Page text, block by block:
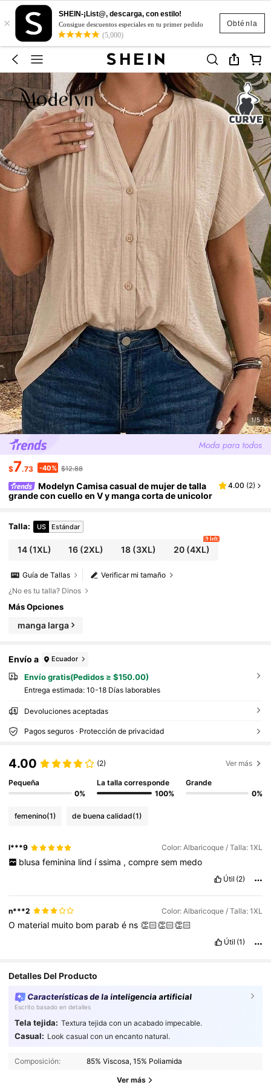
Obténla
×
SHEIN-¡List@, descarga, con estilo!
Consigue descuentos especiales en tu primer pedido
(5,000)
1/5
$7.73 -40% $12.88
Modelyn Camisa casual de mujer de talla
grande con cuello en V y manga corta de unicolor
4.00 (2)
Talla: US Estándar
14(1XL) 16 (2XL) 18(3XL) 20(4XL)
9 left
Verificar mi tamaño
Guía de Tallas
¿No es tu talla? Dinos
Más Opciones
manga larga
Envío a Ecuador
Envío gratis(Pedidos ≥ $150.00)
Entrega estimada: 10-18 Días laborables
Devoluciones aceptadas
Pagos seguros · Protección de privacidad
4.00 (2) Ver más
Pequeña
0%
La talla corresponde
100%
Grande
0%
femenino(1) de buena calidad(1)
l***9 Color: Albaricoque / Talla: 1XL
blusa feminina lind íssima , compre sem medo
Útil (2)
n***2 Color: Albaricoque / Talla: 1XL
O material muito bom parabé ns👏🏻👏🏻👏🏻
Útil (1)
Detalles Del Producto
Características de la inteligencia artificial
Escrito basado en detalles
Tela tejida: Textura tejida con un acabado impecable.
Casual: Look casual con un encanto natural.
Composición: 85% Viscosa, 15% Poliamida
Ver más
4.91 320K Seguidores
320K Seguidores
320K Seguidores